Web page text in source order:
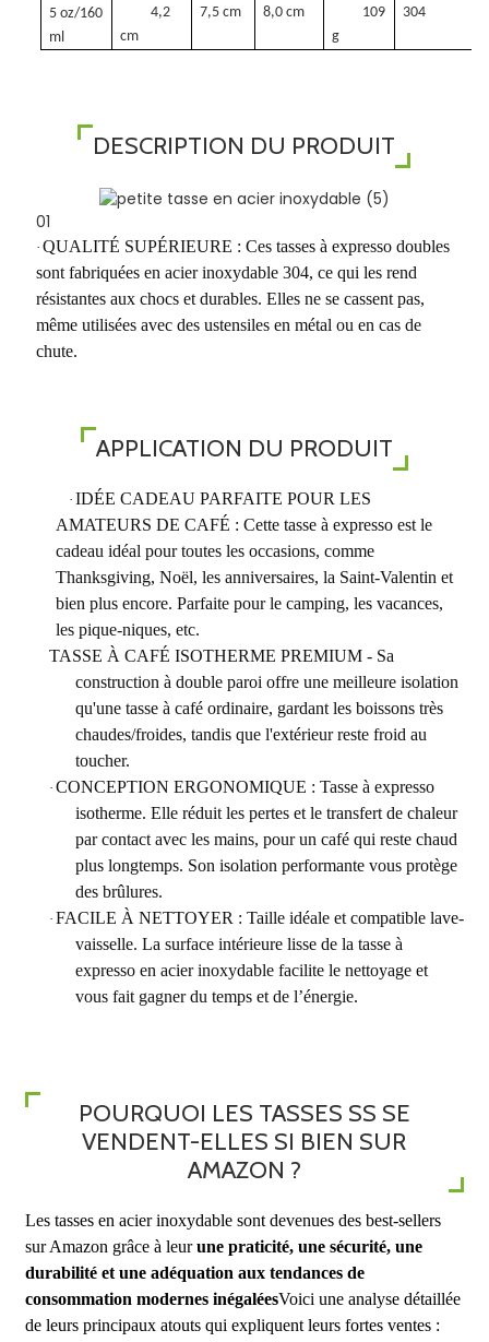
304
5 oz/160
ml
4,2
cm
7,5 cm 8,0 cm
109
g
DESCRIPTION DU PRODUIT
01
· QUALITÉ SUPÉRIEURE : Ces tasses à expresso doubles
sont fabriquées en acier inoxydable 304, ce qui les rend
résistantes aux chocs et durables. Elles ne se cassent pas,
même utilisées avec des ustensiles en métal ou en cas de
chute.
APPLICATION DU PRODUIT
· IDÉE CADEAU PARFAITE POUR LES
AMATEURS DE CAFÉ : Cette tasse à expresso est le
cadeau idéal pour toutes les occasions, comme
Thanksgiving, Noël, les anniversaires, la Saint-Valentin et
bien plus encore. Parfaite pour le camping, les vacances,
les pique-niques, etc.
TASSE À CAFÉ ISOTHERME PREMIUM - Sa
construction à double paroi offre une meilleure isolation
qu'une tasse à café ordinaire, gardant les boissons très
chaudes/froides, tandis que l'extérieur reste froid au
toucher.
· CONCEPTION ERGONOMIQUE : Tasse à expresso
isotherme. Elle réduit les pertes et le transfert de chaleur
par contact avec les mains, pour un café qui reste chaud
plus longtemps. Son isolation performante vous protège
des brûlures.
· FACILE À NETTOYER : Taille idéale et compatible lave-
vaisselle. La surface intérieure lisse de la tasse à
expresso en acier inoxydable facilite le nettoyage et
vous fait gagner du temps et de l’énergie.
POURQUOI LES TASSES SS SE
VENDENT-ELLES SI BIEN SUR
AMAZON ?
Les tasses en acier inoxydable sont devenues des best-sellers
sur Amazon grâce à leurune praticité, une sécurité, une
durabilité et une adéquation aux tendances de
consommation modernes inégaléesVoici une analyse détaillée
de leurs principaux atouts qui expliquent leurs fortes ventes :